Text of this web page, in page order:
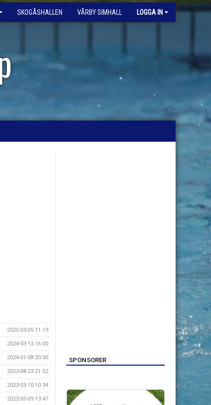
SKOGÅSHALLEN VÅRBY SIMHALL LOGGA IN
2025-03-05 11:19
2024-03-13 16:00
2024-01-08 20:00
2023-08-23 21:52
2023-03-10 10:34
2022-05-09 13:47
SPONSORER